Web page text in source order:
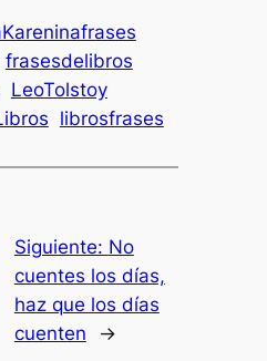
frasesdelibros
LeoTolstoy
librosfrases
Siguiente: No
cuentes los días,
haz que los días
cuenten
→